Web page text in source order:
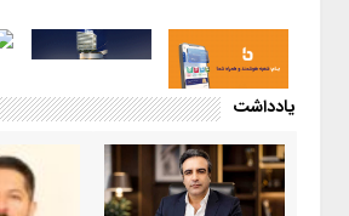
یادداشت